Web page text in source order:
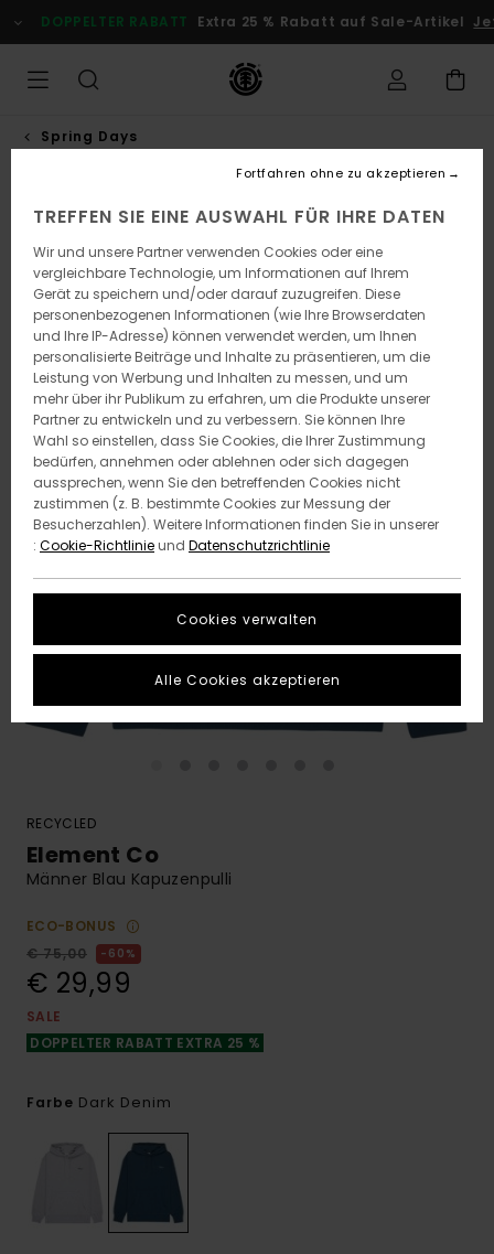
zur
Produktinformation
DOPPELTER RABATT Extra 25 % Rabatt auf Sale-Artikel
Spring Days
RECYCLED
Element Co
Männer Blau Kapuzenpulli
ECO-BONUS
€ 75,00
60%
€ 29,99
SALE
DOPPELTER RABATT EXTRA 25 %
Farbe Dark Denim
TREFFEN SIE EINE AUSWAHL FÜR IHRE DATEN
Wir und unsere Partner verwenden Cookies oder eine
vergleichbare Technologie, um Informationen auf Ihrem
Gerät zu speichern und/oder darauf zuzugreifen. Diese
personenbezogenen Informationen (wie Ihre Browserdaten
und Ihre IP-Adresse) können verwendet werden, um Ihnen
personalisierte Beiträge und Inhalte zu präsentieren, um die
Leistung von Werbung und Inhalten zu messen, und um
mehr über ihr Publikum zu erfahren, um die Produkte unserer
Partner zu entwickeln und zu verbessern. Sie können Ihre
Wahl so einstellen, dass Sie Cookies, die Ihrer Zustimmung
bedürfen, annehmen oder ablehnen oder sich dagegen
aussprechen, wenn Sie den betreffenden Cookies nicht
zustimmen (z. B. bestimmte Cookies zur Messung der
Besucherzahlen). Weitere Informationen finden Sie in unserer
: Cookie-Richtlinieund Datenschutzrichtlinie
Cookies verwalten
Fortfahren ohne zu akzeptieren
Alle Cookies akzeptieren